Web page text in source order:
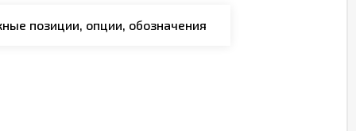
позиции, опции, обозначения